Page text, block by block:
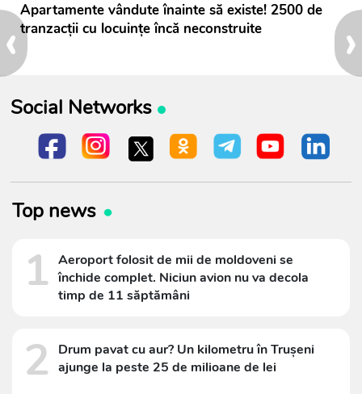
›
‹ Apartamente vândute înainte să existe! 2500 de
tranzacții cu locuințe încă neconstruite
Social Networks
Top news
1 Aeroport folosit de mii de moldoveni se
închide complet. Niciun avion nu va decola
timp de 11 săptămâni
2
Drum pavat cu aur? Un kilometru în Trușeni
ajunge la peste 25 de milioane de lei